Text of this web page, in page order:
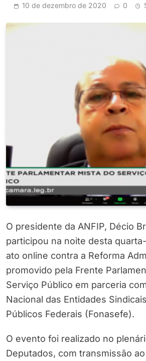
10 de dezembro de 2020 0
O presidente da ANFIP, Décio
participou na noite desta
ato online contra a Reforma
promovido pela Frente
Serviço Público em parceria
Nacional das Entidades
Públicos Federais (Fonasefe).
O evento foi realizado no
Deputados, com transmissão